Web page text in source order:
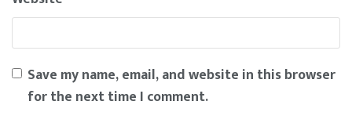
Save my name, email, and website in this browser
for the next time I comment.